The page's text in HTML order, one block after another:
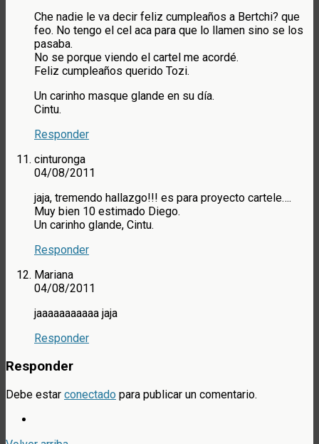
Che nadie le va decir feliz cumpleaños a Bertchi? que
feo. No tengo el cel aca para que lo llamen sino se los
pasaba.
No se porque viendo el cartel me acordé.
Feliz cumpleaños querido Tozi.
Un carinho masque glande en su día.
Cintu.
Responder
cinturonga
04/08/2011
jaja, tremendo hallazgo!!! es para proyecto cartele….
Muy bien 10 estimado Diego.
Un carinho glande, Cintu.
Responder
Mariana
04/08/2011
jaaaaaaaaaaa jaja
Responder
Responder
Debe estar conectado para publicar un comentario.